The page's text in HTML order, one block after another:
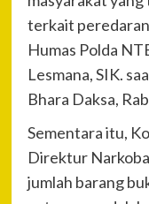
terkait
Humas Polda
Lesmana, SIK.
Bhara Daksa,
Sementara itu,
Direktur
jumlah barang